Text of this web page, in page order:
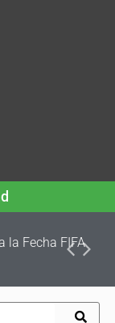
la Fecha FIFA